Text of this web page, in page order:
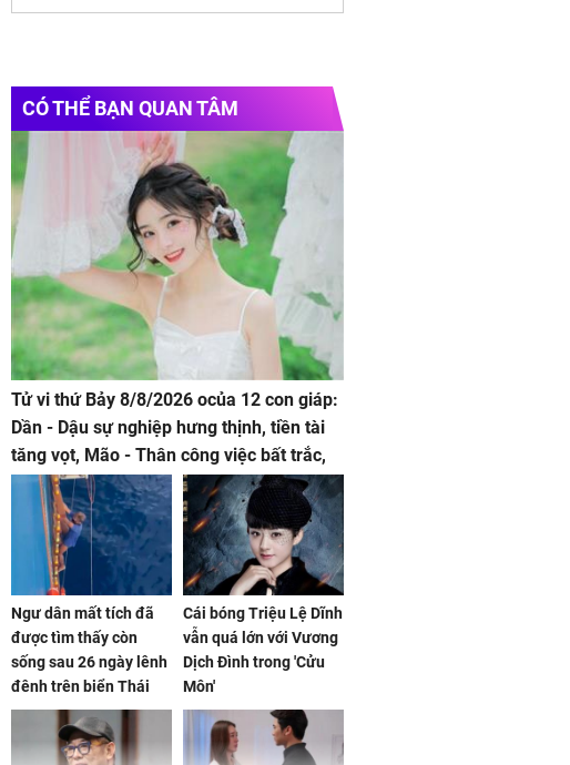
CÓ THỂ BẠN QUAN TÂM
Tử vi thứ Bảy 8/8/2026 ocủa 12 con giáp:
Dần - Dậu sự nghiệp hưng thịnh, tiền tài
tăng vọt, Mão - Thân công việc bất trắc,
tiền mất tật mang
Ngư dân mất tích đã
được tìm thấy còn
sống sau 26 ngày lênh
đênh trên biển Thái
Bình Dương
Cái bóng Triệu Lệ Dĩnh
vẫn quá lớn với Vương
Dịch Đình trong 'Cửu
Môn'